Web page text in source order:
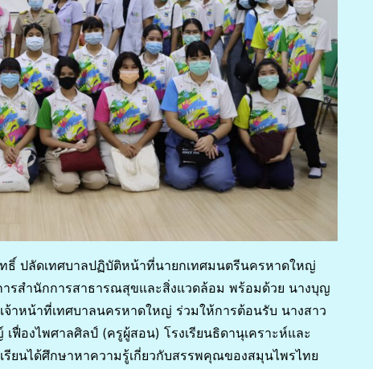
ธิ์ ปลัดเทศบาลปฏิบัติหน้าที่นายกเทศมนตรีนครหาดใหญ่
รสำนักการสาธารณสุขและสิ่งแวดล้อม พร้อมด้วย นางบุญ
จ้าหน้าที่เทศบาลนครหาดใหญ่ ร่วมให้การต้อนรับ นางสาว
องไพศาลศิลป์ (ครูผู้สอน) โรงเรียนธิดานุเคราะห์และ
ยนได้ศึกษาหาความรู้เกี่ยวกับสรรพคุณของสมุนไพรไทย